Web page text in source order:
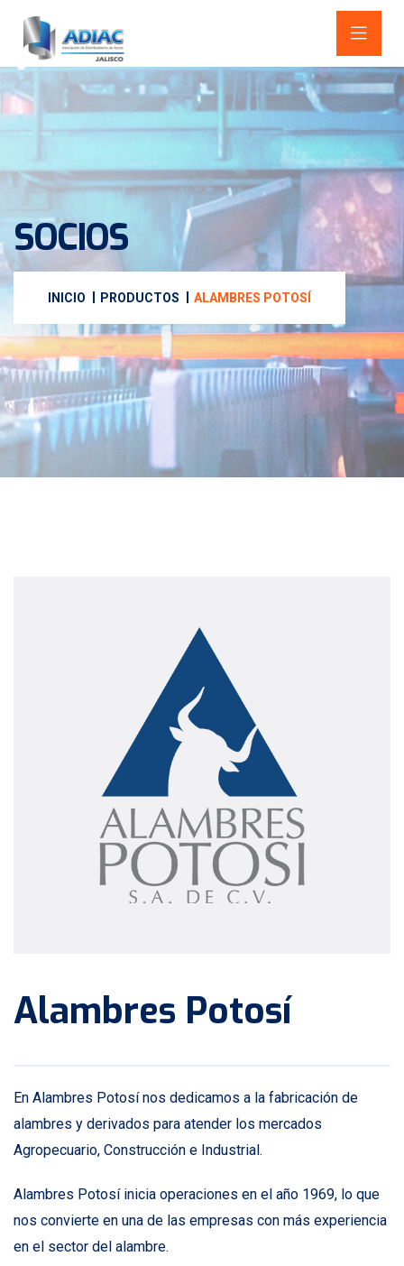
SOCIOS
INICIO PRODUCTOS ALAMBRES POTOSÍ
Alambres Potosí
En Alambres Potosí nos dedicamos a la fabricación de
alambres y derivados para atender los mercados
Agropecuario, Construcción e Industrial.
Alambres Potosí inicia operaciones en el año 1969, lo que
nos convierte en una de las empresas con más experiencia
en el sector del alambre.